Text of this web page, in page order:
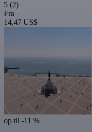
5 (2)
Fra
14,47 US$
op til -11 %